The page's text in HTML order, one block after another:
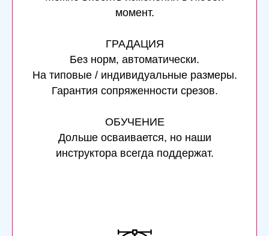
момент.
ГРАДАЦИЯ
Без норм, автоматически.
На типовые / индивидуальные размеры.
Гарантия сопряженности срезов.
ОБУЧЕНИЕ
Дольше осваивается, но наши
инструктора всегда поддержат.